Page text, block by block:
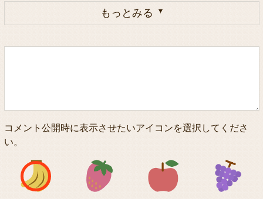
もっとみる
コメント公開時に表示させたいアイコンを選択してくださ
い。
アイコン1 アイコン2 アイコン3